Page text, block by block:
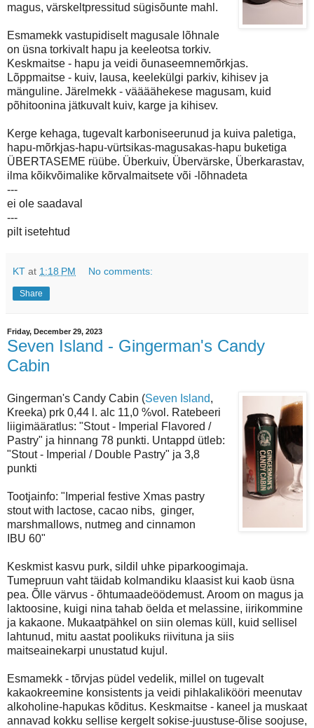
magus, värskeltpressitud sügisõunte mahl.
Esmamekk vastupidiselt magusale lõhnale
on üsna torkivalt hapu ja keeleotsa torkiv.
Keskmaitse - hapu ja veidi õunaseemnemõrkjas.
Lõppmaitse - kuiv, lausa, keelekülgi parkiv, kihisev ja
mänguline. Järelmekk - väääähekese magusam, kuid
põhitoonina jätkuvalt kuiv, karge ja kihisev.
Kerge kehaga, tugevalt karboniseerunud ja kuiva paletiga,
hapu-mõrkjas-hapu-vürtsikas-magusakas-hapu buketiga
ÜBERTASEME rüübe. Überkuiv, Übervärske, Überkarastav,
ilma kõikvõimalike kõrvalmaitsete või -lõhnadeta
---
ei ole saadaval
---
pilt isetehtud
KT at 1:18 PM No comments:
Share
Friday, December 29, 2023
Seven Island - Gingerman's Candy
Cabin
Gingerman's Candy Cabin (Seven Island,
Kreeka) prk 0,44 l. alc 11,0 %vol. Ratebeeri
liigimääratlus: "Stout - Imperial Flavored /
Pastry" ja hinnang 78 punkti. Untappd ütleb:
"Stout - Imperial / Double Pastry" ja 3,8
punkti
Tootjainfo: "Imperial festive Xmas pastry
stout with lactose, cacao nibs, ginger,
marshmallows, nutmeg and cinnamon
IBU 60"
Keskmist kasvu purk, sildil uhke piparkoogimaja.
Tumepruun vaht täidab kolmandiku klaasist kui kaob üsna
pea. Õlle värvus - õhtumaadeöödemust. Aroom on magus ja
laktoosine, kuigi nina tahab öelda et melassine, iirikommine
ja kakaone. Mukaatpähkel on siin olemas küll, kuid sellisel
lahtunud, mitu aastat poolikuks riivituna ja siis
maitseainekarpi unustatud kujul.
Esmamekk - tõrvjas püdel vedelik, millel on tugevalt
kakaokreemine konsistents ja veidi pihlakalikööri meenutav
alkoholine-hapukas kõditus. Keskmaitse - kaneel ja muskaat
annavad kokku sellise kergelt sokise-juustuse-õlise soojuse,